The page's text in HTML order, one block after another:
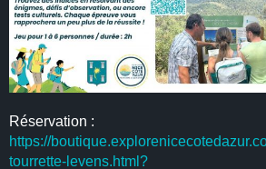
Réservation :
https://
tourrette-levens.html?